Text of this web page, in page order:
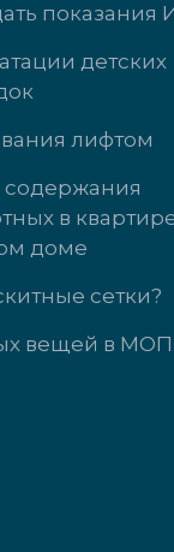
показания
детских
лифтом
в
доме
сетки?
вещей в МОП